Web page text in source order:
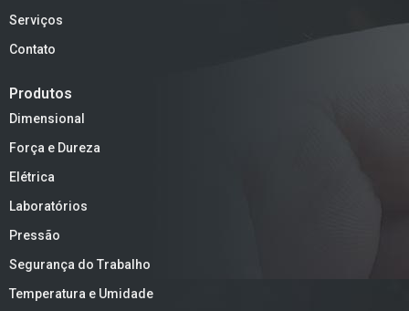
Serviços
Contato
Produtos
Dimensional
Força e Dureza
Elétrica
Laboratórios
Pressão
Segurança do Trabalho
Temperatura e Umidade